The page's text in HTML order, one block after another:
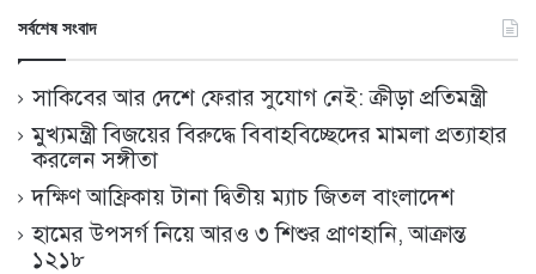
সর্বশেষ সংবাদ
সাকিবের আর দেশে ফেরার সুযোগ নেই: ক্রীড়া প্রতিমন্ত্রী
মুখ্যমন্ত্রী বিজয়ের বিরুদ্ধে বিবাহবিচ্ছেদের মামলা প্রত্যাহার
করলেন সঙ্গীতা
দক্ষিণ আফ্রিকায় টানা দ্বিতীয় ম্যাচ জিতল বাংলাদেশ
হামের উপসর্গ নিয়ে আরও ৩ শিশুর প্রাণহানি, আক্রান্ত
১২১৮